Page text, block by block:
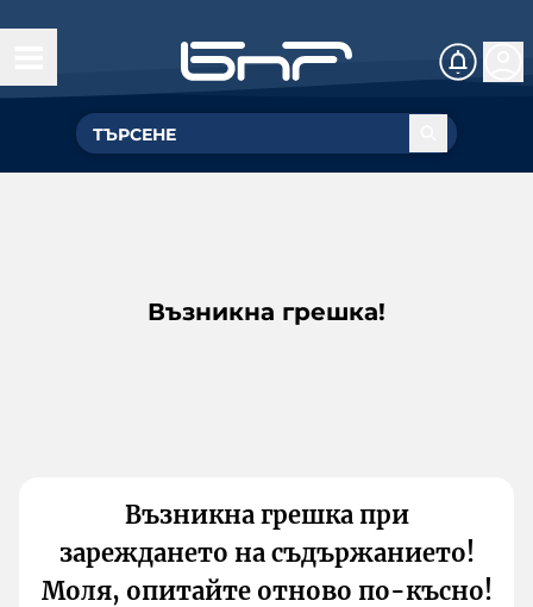
Възникна грешка!
Възникна грешка при
зареждането на съдържанието!
Моля, опитайте отново по-късно!